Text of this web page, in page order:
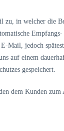
zu, in welcher die
Empfangs-
Mail, jedoch
auf einem
gespeichert.
dem Kunden